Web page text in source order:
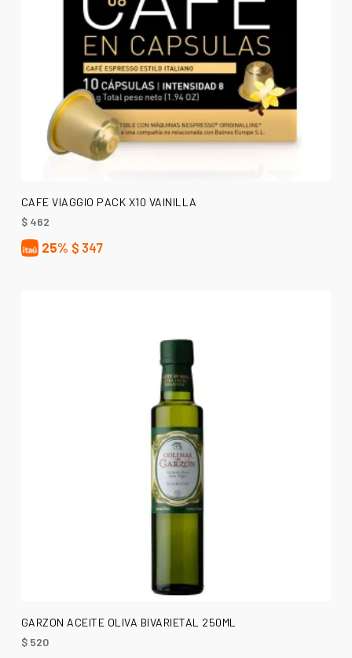
AÑADIR AL CARRITO
CAFE VIAGGIO PACK X10 VAINILLA
$462
25% $ 347
AÑADIR AL CARRITO
GARZON ACEITE OLIVA BIVARIETAL 250ML
$520